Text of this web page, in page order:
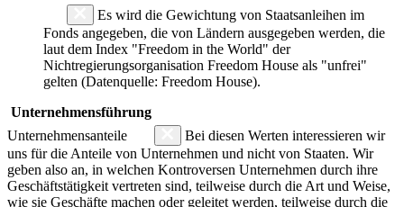
Es wird die Gewichtung von Staatsanleihen im
Fonds angegeben, die von Ländern ausgegeben werden, die
laut dem Index "Freedom in the World" der
Nichtregierungsorganisation Freedom House als "unfrei"
gelten (Datenquelle: Freedom House).
Unternehmensführung
Unternehmensanteile
Bei diesen Werten interessieren wir
uns für die Anteile von Unternehmen und nicht von Staaten. Wir
geben also an, in welchen Kontroversen Unternehmen durch ihre
Geschäftstätigkeit vertreten sind, teilweise durch die Art und Weise,
wie sie Geschäfte machen oder geleitet werden, teilweise durch die